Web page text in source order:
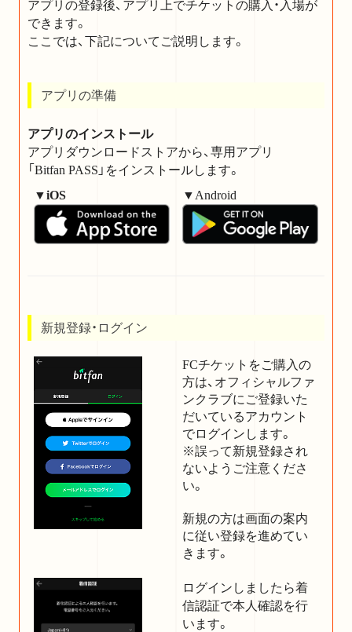
アプリの登録後、アプリ上でチケットの購入・入場が
できます。
ここでは、下記についてご説明します。
アプリの準備
アプリのインストール
アプリダウンロードストアから、専用アプリ
「Bitfan PASS」をインストールします。
▼iOS
▼Android
新規登録・ログイン
FCチケットをご購入の
方は、オフィシャルファ
ンクラブにご登録いた
だいているアカウント
でログインします。
※誤って新規登録され
ないようご注意くださ
い。
新規の方は画面の案内
に従い登録を進めてい
きます。
ログインしましたら着
信認証で本人確認を行
います。